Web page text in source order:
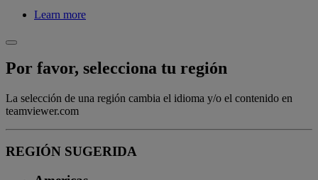
Learn more
Por favor, selecciona tu región
La selección de una región cambia el idioma y/o el contenido en
teamviewer.com
REGIÓN SUGERIDA